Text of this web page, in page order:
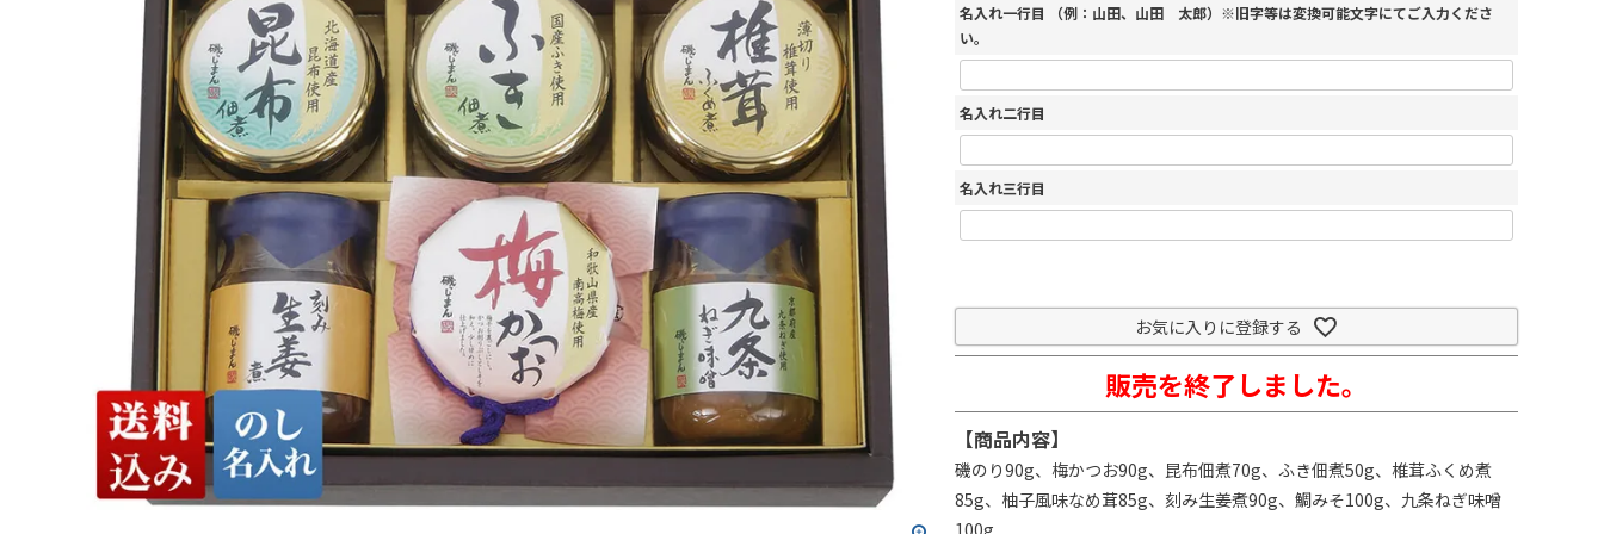
名入れ一行目 （例：山田、山田 太郎）※旧字等は変換可能文字にてご入力くださ
い。
名入れ二行目
名入れ三行目
お気に入りに登録する
販売を終了しました。
【商品内容】
磯のり90g、梅かつお90g、昆布佃煮70g、ふき佃煮50g、椎茸ふくめ煮
85g、柚子風味なめ茸85g、刻み生姜煮90g、鯛みそ100g、九条ねぎ味噌